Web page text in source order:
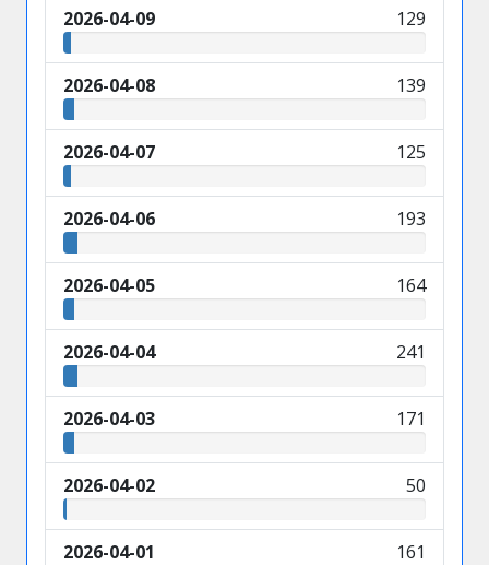
2026-04-09 129
2026-04-08 139
2026-04-07 125
2026-04-06 193
2026-04-05 164
2026-04-04 241
2026-04-03 171
2026-04-02 50
2026-04-01 161